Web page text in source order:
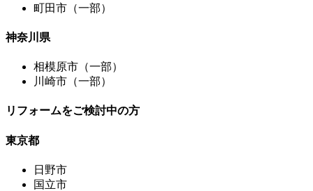
町田市（一部）
神奈川県
相模原市（一部）
川崎市（一部）
リフォームをご検討中の方
東京都
日野市
国立市